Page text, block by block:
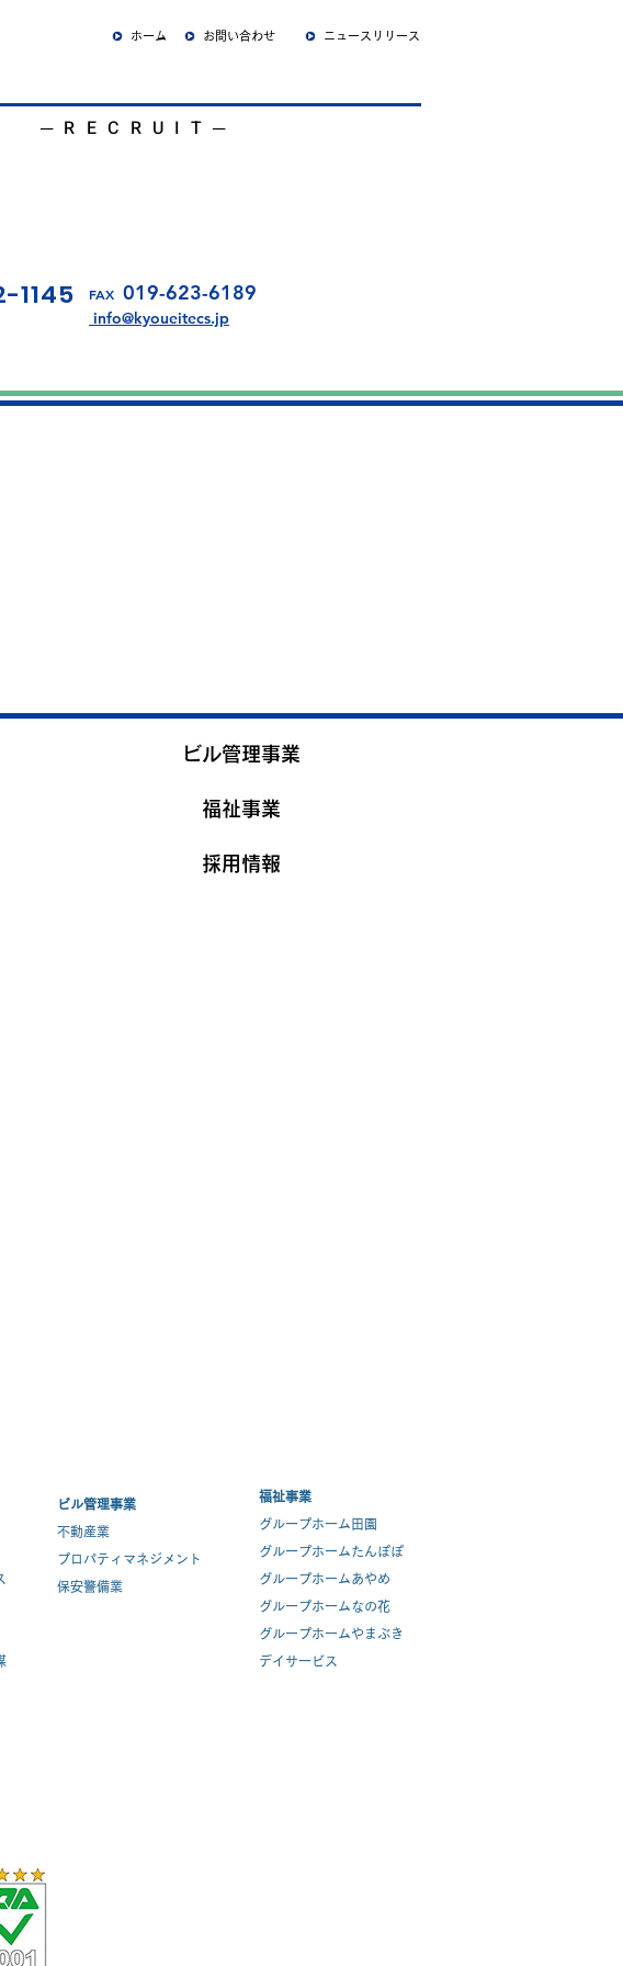
ホーム お問い合わせ ニュースリリース
─ RECRUIT​─
1145 FAX 019-623-6189
info@kyoueitecs.jp
ビル管理事業
福祉事業
採用情報
ビル管理事業
不動産業
プロパティマネジメント
保安警備業
福祉事業
グループホーム田園
グループホームたんぽぽ
グループホームあやめ
グループホームなの花
グループホームやまぶき
デイサービス